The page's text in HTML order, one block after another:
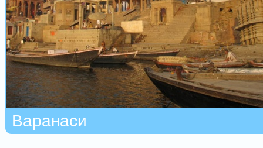
Варанаси